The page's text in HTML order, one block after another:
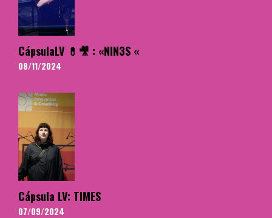
CápsulaLV 💊🎥 : «NIN3S «
08/11/2024
Cápsula LV: TIMES
07/09/2024